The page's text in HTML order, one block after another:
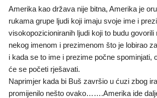
Amerika kao država nije bitna, Amerika je
rukama grupe ljudi koji imaju svoje ime i
visokopozicioniranih ljudi koji to budu govorili
nekog imenom i prezimenom što je lobirao
i kada se to ime i prezime počne spominjati,
će se početi rješavati.
Naprimjer kada bi Buš završio u ćuzi zbog
promijenilo nešto ovako…….Amerika ide